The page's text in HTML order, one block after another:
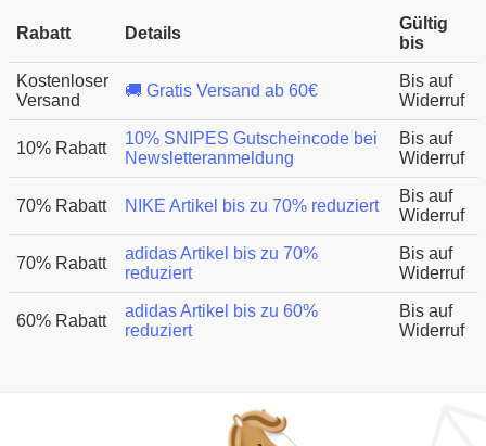
Rabatt Details
Gültig
bis
Kostenloser
Versand
🚚 Gratis Versand ab 60€
Bis auf
Widerruf
10% Rabatt
10% SNIPES Gutscheincode bei
Newsletteranmeldung
Bis auf
Widerruf
70% Rabatt NIKE Artikel bis zu 70% reduziert
Bis auf
Widerruf
70% Rabatt
adidas Artikel bis zu 70%
reduziert
Bis auf
Widerruf
60% Rabatt
adidas Artikel bis zu 60%
reduziert
Bis auf
Widerruf